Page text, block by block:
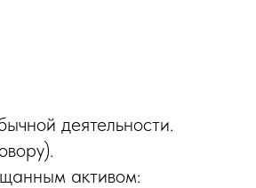
деятельности.
активом: